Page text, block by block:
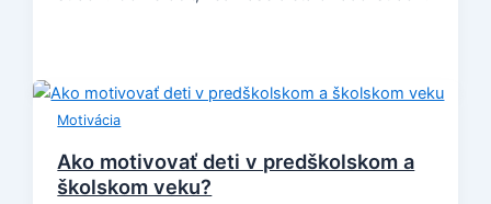
Motivácia
Ako motivovať deti v predškolskom a
školskom veku?